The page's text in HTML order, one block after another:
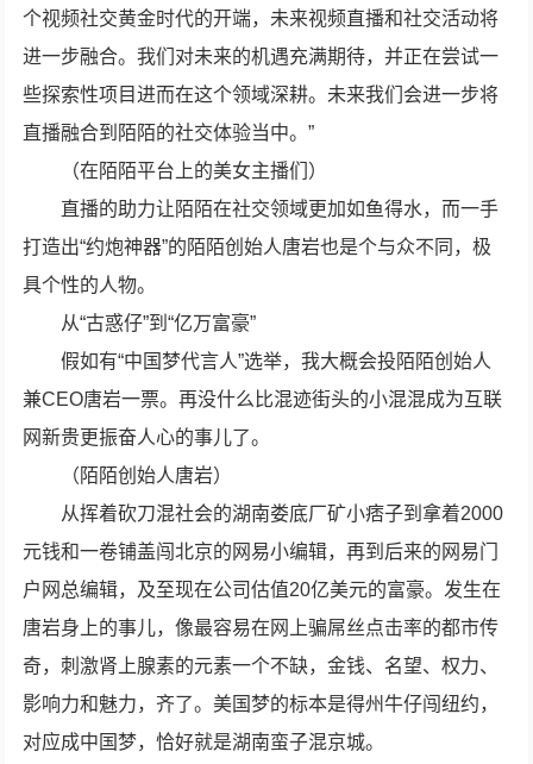
个视频社交黄金时代的开端，未来视频直播和社交活动将
进一步融合。我们对未来的机遇充满期待，并正在尝试一
些探索性项目进而在这个领域深耕。未来我们会进一步将
直播融合到陌陌的社交体验当中。”
（在陌陌平台上的美女主播们）
直播的助力让陌陌在社交领域更加如鱼得水，而一手
打造出“约炮神器”的陌陌创始人唐岩也是个与众不同，极
具个性的人物。
从“古惑仔”到“亿万富豪”
假如有“中国梦代言人”选举，我大概会投陌陌创始人
兼CEO唐岩一票。再没什么比混迹街头的小混混成为互联
网新贵更振奋人心的事儿了。
（陌陌创始人唐岩）
从挥着砍刀混社会的湖南娄底厂矿小痞子到拿着2000
元钱和一卷铺盖闯北京的网易小编辑，再到后来的网易门
户网总编辑，及至现在公司估值20亿美元的富豪。发生在
唐岩身上的事儿，像最容易在网上骗屌丝点击率的都市传
奇，刺激肾上腺素的元素一个不缺，金钱、名望、权力、
影响力和魅力，齐了。美国梦的标本是得州牛仔闯纽约，
对应成中国梦，恰好就是湖南蛮子混京城。